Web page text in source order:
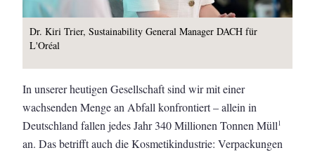
Dr. Kiri Trier, Sustainability General Manager DACH für
L'Oréal
In unserer heutigen Gesellschaft sind wir mit einer
wachsenden Menge an Abfall konfrontiert – allein in
Deutschland fallen jedes Jahr 340 Millionen Tonnen Müll1
an. Das betrifft auch die Kosmetikindustrie: Verpackungen